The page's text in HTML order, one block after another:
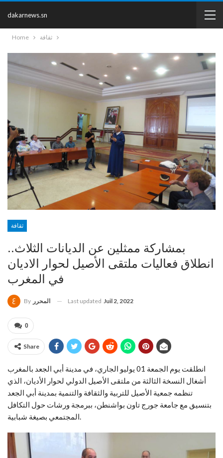
dakarnews.sn
Home ثقافة
ثقافة
بمشاركة ممثلين عن الديانات الثلاث..
انطلاق فعاليات ملتقى الأصيل لحوار الاديان
في المغرب
By المحرر Last updated Juil 2, 2022
0
Share
انطلقت يوم الجمعة 01 يوليو الجاري، في مدينة أبي الجعد بالمغرب
أشغال النسخة الثالثة من ملتقى الأصيل الدولي لحوار الأديان، الذي
تنظمه جمعية الأصيل للتربية والثقافة والتنمية بمدينة أبي الجعد
بتنسيق مع جامعة جورج تاون بواشنطن، ببرمجة ورشات حول التكافل
المجتمعي بصيغة شبابية.